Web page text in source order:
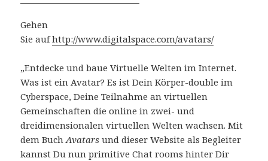
Gehen
Sie aufhttp://www.digitalspace.com/avatars/
„Entdecke und baue Virtuelle Welten im Internet.
Was ist ein Avatar? Es ist Dein Körper-double im
Cyberspace, Deine Teilnahme an virtuellen
Gemeinschaften die online in zwei- und
dreidimensionalen virtuellen Welten wachsen. Mit
dem BuchAvatarsund dieser Website als Begleiter
kannst Du nun primitive Chat rooms hinter Dir